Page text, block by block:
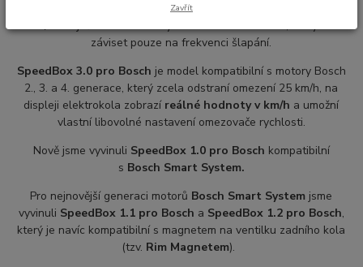
nebudeš limitován
25km/h.Užiješ si maximální výkon svého elektrokola, který bude
záviset pouze na frekvenci šlapání.
SpeedBox 3.0 pro Bosch je model kompatibilní s motory Bosch
2., 3. a 4. generace, který zcela odstraní omezení 25 km/h, na
displeji elektrokola zobrazí reálné hodnoty v km/h a umožní
vlastní libovolné nastavení omezovače rychlosti.
Nově jsme vyvinuli SpeedBox 1.0 pro Bosch kompatibilní
s Bosch Smart System.
Pro nejnovější generaci motorů Bosch Smart System jsme
vyvinuli SpeedBox 1.1 pro Bosch a SpeedBox 1.2 pro Bosch,
který je navíc kompatibilní s magnetem na ventilku zadního kola
(tzv. Rim Magnetem).
Zavřít